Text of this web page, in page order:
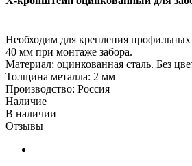
Необходим для крепления
40 мм при монтаже забора.
Материал: оцинкованная сталь. Без
Толщина металла: 2 мм
Производство: Россия
Наличие
В наличии
Отзывы